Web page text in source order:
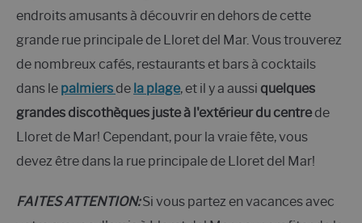
endroits amusants à découvrir en dehors de cette
grande rue principale de Lloret del Mar. Vous trouverez
de nombreux cafés, restaurants et bars à cocktails
dans le palmiers de la plage, et il y a aussi quelques
grandes discothèques juste à l'extérieur du centre de
Lloret de Mar! Cependant, pour la vraie fête, vous
devez être dans la rue principale de Lloret del Mar!
FAITES ATTENTION:Si vous partez en vacances avec